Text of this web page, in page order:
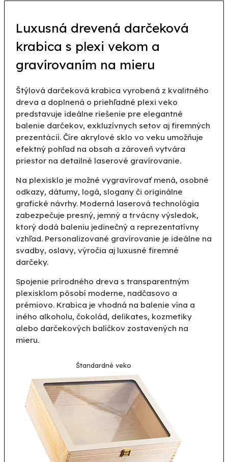
Luxusná drevená darčeková
krabica s plexi vekom a
gravírovaním na mieru
Štýlová darčeková krabica vyrobená z kvalitného
dreva a doplnená o priehľadné plexi veko
predstavuje ideálne riešenie pre elegantné
balenie darčekov, exkluzívnych setov aj firemných
prezentácií. Číre akrylové sklo vo veku umožňuje
efektný pohľad na obsah a zároveň vytvára
priestor na detailné laserové gravírovanie.
Na plexisklo je možné vygravírovať mená, osobné
odkazy, dátumy, logá, slogany či originálne
grafické návrhy. Moderná laserová technológia
zabezpečuje presný, jemný a trvácny výsledok,
ktorý dodá baleniu jedinečný a reprezentatívny
vzhľad. Personalizované gravírovanie je ideálne na
svadby, oslavy, výročia aj luxusné firemné
darčeky.
Spojenie prírodného dreva s transparentným
plexisklom pôsobí moderne, nadčasovo a
prémiovo. Krabica je vhodná na balenie vína a
iného alkoholu, čokolád, delikates, kozmetiky
alebo darčekových balíčkov zostavených na
mieru.
Štandardné veko